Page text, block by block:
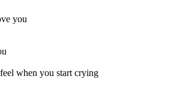
you
when you start crying